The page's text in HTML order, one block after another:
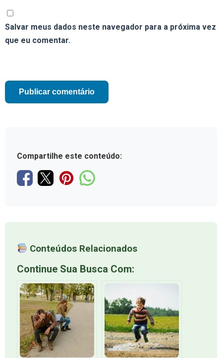
Salvar meus dados neste navegador para a próxima vez
que eu comentar.
Compartilhe este conteúdo:
Conteúdos Relacionados
Continue Sua Busca Com: